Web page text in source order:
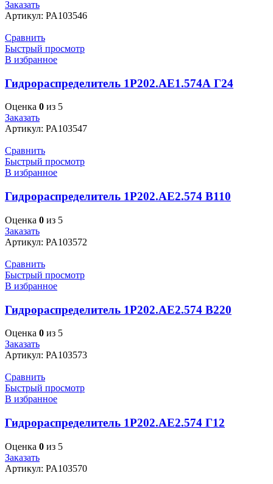
Заказать
Артикул: PA103546
Сравнить
Быстрый просмотр
В избранное
Гидрораспределитель 1Р202.АЕ1.574А Г24
Оценка 0 из 5
Заказать
Артикул: PA103547
Сравнить
Быстрый просмотр
В избранное
Гидрораспределитель 1Р202.АЕ2.574 В110
Оценка 0 из 5
Заказать
Артикул: PA103572
Сравнить
Быстрый просмотр
В избранное
Гидрораспределитель 1Р202.АЕ2.574 В220
Оценка 0 из 5
Заказать
Артикул: PA103573
Сравнить
Быстрый просмотр
В избранное
Гидрораспределитель 1Р202.АЕ2.574 Г12
Оценка 0 из 5
Заказать
Артикул: PA103570